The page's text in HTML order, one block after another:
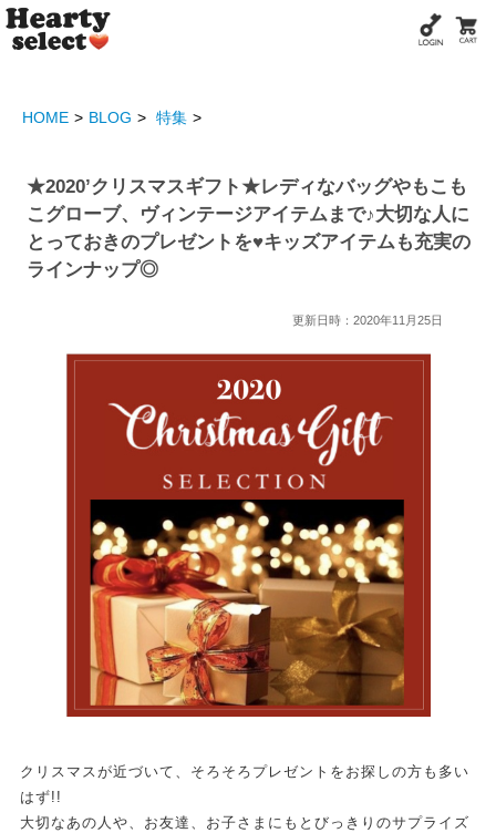
HOME BLOG 特集
★2020’クリスマスギフト★レディなバッグやもこも
こグローブ、ヴィンテージアイテムまで♪大切な人に
とっておきのプレゼントを♥キッズアイテムも充実の
ラインナップ◎
更新日時：2020年11月25日
クリスマスが近づいて、そろそろプレゼントをお探しの方も多い
はず!!
大切なあの人や、お友達、お子さまにもとびっきりのサプライズ